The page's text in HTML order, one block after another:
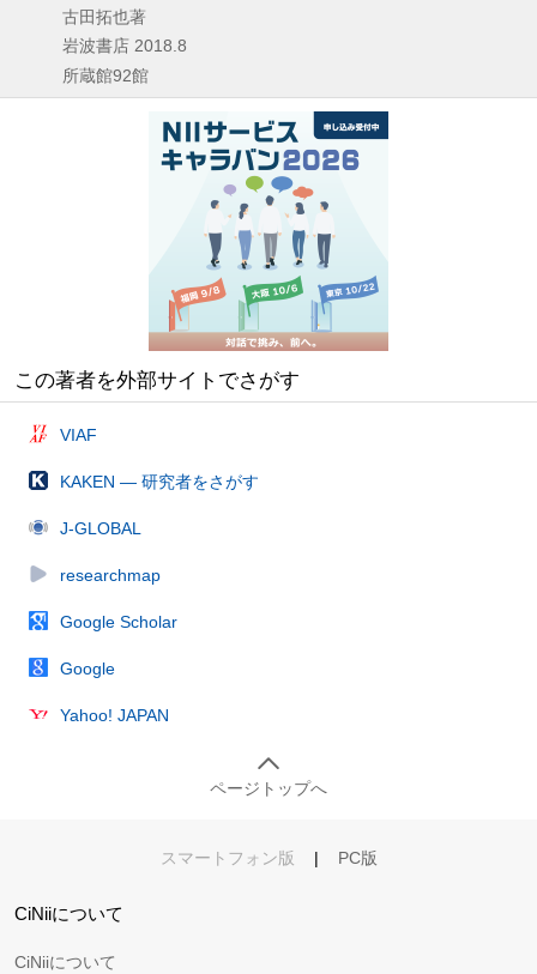
古田拓也著
岩波書店 2018.8
所蔵館92館
この著者を外部サイトでさがす
VIAF
KAKEN — 研究者をさがす
J-GLOBAL
researchmap
Google Scholar
Google
Yahoo! JAPAN
ページトップへ
スマートフォン版 | PC版
CiNiiについて
CiNiiについて